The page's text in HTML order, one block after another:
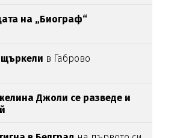
на „Биограф“
в Габрово
Джоли се разведе и